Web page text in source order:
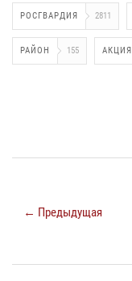
РОСГВАРДИЯ 2811
РАЙОН 155 АКЦИЯ
← Предыдущая